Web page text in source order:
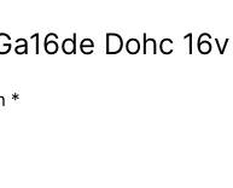
Dohc 16v
*